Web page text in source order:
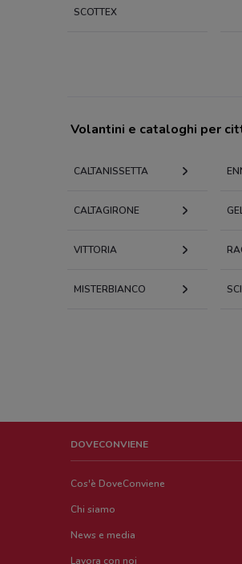
SCOTTEX
Volantini e cataloghi per
CALTANISSETTA
CALTAGIRONE
VITTORIA
MISTERBIANCO
DOVECONVIENE
Cos'è DoveConviene
Chi siamo
News e media
Lavora con noi